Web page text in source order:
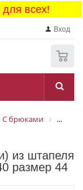
всех!
Вход
С брюками ...
из штапеля
размер 44